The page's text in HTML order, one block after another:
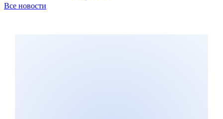
Все новости